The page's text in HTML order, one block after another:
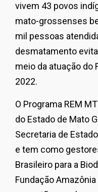
vivem 43 povos
mato-grossenses
mil pessoas
desmatamento
meio da atuação do
2022.
O Programa REM
do Estado de Mato
Secretaria de
e tem como
Brasileiro para a
Fundação